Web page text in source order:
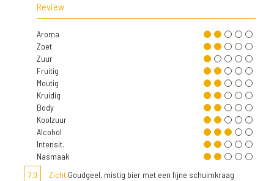
Review
Aroma
Zoet
Zuur
Fruitig
Moutig
Kruidig
Body
Koolzuur
Alcohol
Intensit.
Nasmaak
7,0
Zicht Goudgeel, mistig bier met een fijne schuimkraag